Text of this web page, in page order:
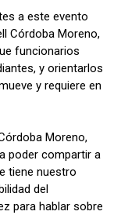
a este evento
Córdoba Moreno,
funcionarios
y orientarlos
y requiere en
Moreno,
poder compartir a
tiene nuestro
del
para hablar sobre